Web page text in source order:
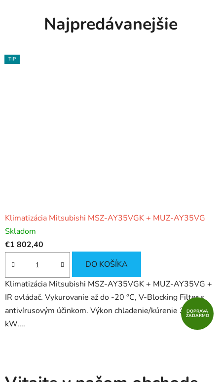
Najpredávanejšie
TIP
DOPRAVA
ZADARMO
Klimatizácia Mitsubishi MSZ-AY35VGK + MUZ-AY35VG
Skladom
€1 802,40
DO KOŠÍKA
Klimatizácia Mitsubishi MSZ-AY35VGK + MUZ-AY35VG +
IR ovládač. Vykurovanie až do -20 °C, V-Blocking Filter s
antivírusovým účinkom. Výkon chladenie/kúrenie 3.5/4.0
kW....